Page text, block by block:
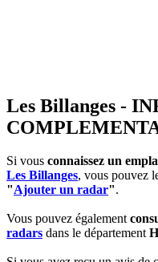
Les Billanges -
Si vous connaissez un
Les Billanges, vous pouvez
"Ajouter un radar".
Vous pouvez également
radars dans le département